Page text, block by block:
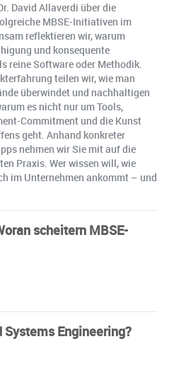
David Allaverdi über die
MBSE-Initiativen im
reflektieren wir, warum
und konsequente
reine Software oder Methodik.
teilen wir, wie man
überwindet und nachhaltigen
es nicht nur um Tools,
Commitment und die Kunst
geht. Anhand konkreter
nehmen wir Sie mit auf die
Praxis. Wer wissen will, wie
im Unternehmen ankommt – und
scheitern MBSE-
Engineering?